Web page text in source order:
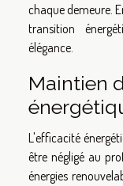
chaque demeure.
transition
élégance.
Maintien
L'efficacité
être négligé au
énergies